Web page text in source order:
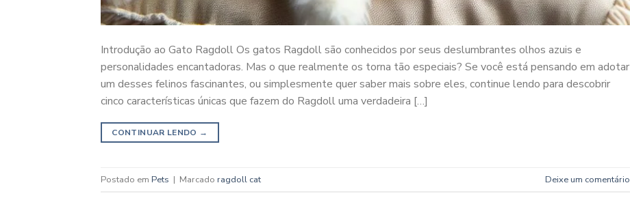
Introdução ao Gato Ragdoll Os gatos Ragdoll são conhecidos por seus deslumbrantes olhos azuis e
personalidades encantadoras. Mas o que realmente os torna tão especiais? Se você está pensando em adotar
um desses felinos fascinantes, ou simplesmente quer saber mais sobre eles, continue lendo para descobrir
cinco características únicas que fazem do Ragdoll uma verdadeira […]
CONTINUAR LENDO →
Postado em Pets | Marcado ragdoll cat Deixe um comentário